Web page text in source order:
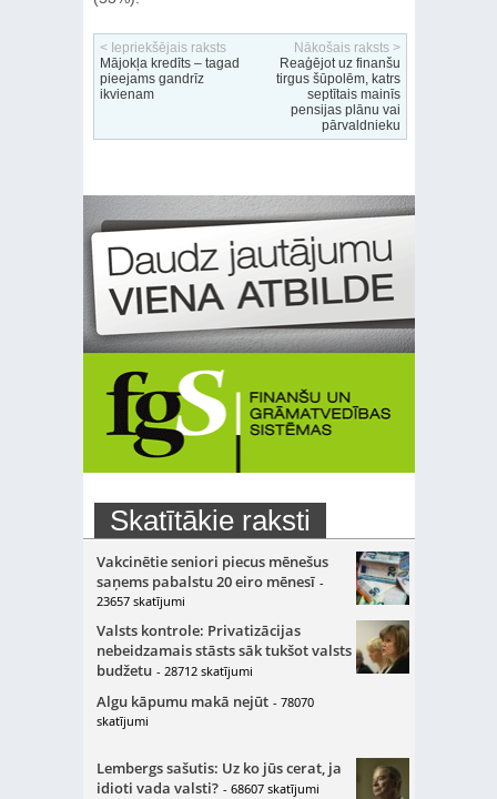
< Iepriekšējais raksts
Mājokļa kredīts – tagad
pieejams gandrīz
ikvienam
Nākošais raksts >
Reaģējot uz finanšu
tirgus šūpolēm, katrs
septītais mainīs
pensijas plānu vai
pārvaldnieku
Skatītākie raksti
Vakcinētie seniori piecus mēnešus
saņems pabalstu 20 eiro mēnesī -
23657 skatījumi
Valsts kontrole: Privatizācijas
nebeidzamais stāsts sāk tukšot valsts
budžetu - 28712 skatījumi
Algu kāpumu makā nejūt - 78070
skatījumi
Lembergs sašutis: Uz ko jūs cerat, ja
idioti vada valsti? - 68607 skatījumi